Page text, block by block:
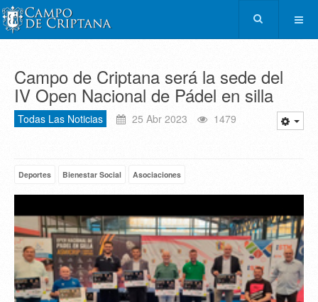
Campo de Criptana será la sede del
IV Open Nacional de Pádel en silla
Todas Las Noticias 25 Abr 2023 1479
Deportes Bienestar Social Asociaciones